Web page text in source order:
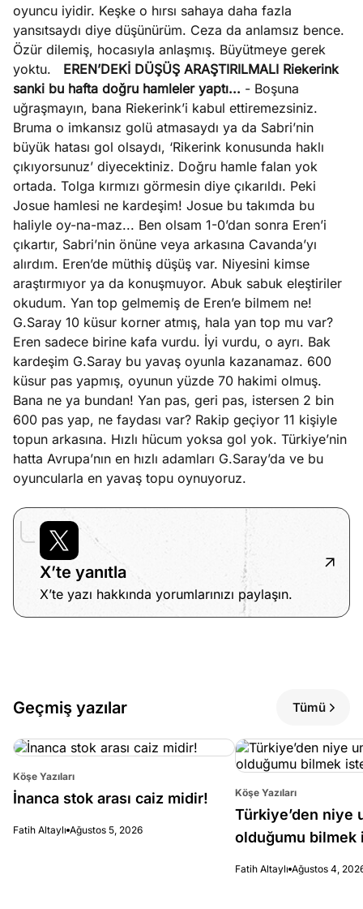
oyuncu iyidir. Keşke o hırsı sahaya daha fazla
yansıtsaydı diye düşünürüm. Ceza da anlamsız bence.
Özür dilemiş, hocasıyla anlaşmış. Büyütmeye gerek
yoktu. EREN’DEKİ DÜŞÜŞ ARAŞTIRILMALI Riekerink
sanki bu hafta doğru hamleler yaptı... - Boşuna
uğraşmayın, bana Riekerink’i kabul ettiremezsiniz.
Bruma o imkansız golü atmasaydı ya da Sabri’nin
büyük hatası gol olsaydı, ‘Rikerink konusunda haklı
çıkıyorsunuz’ diyecektiniz. Doğru hamle falan yok
ortada. Tolga kırmızı görmesin diye çıkarıldı. Peki
Josue hamlesi ne kardeşim! Josue bu takımda bu
haliyle oy-na-maz... Ben olsam 1-0’dan sonra Eren’i
çıkartır, Sabri’nin önüne veya arkasına Cavanda’yı
alırdım. Eren’de müthiş düşüş var. Niyesini kimse
araştırmıyor ya da konuşmuyor. Abuk sabuk eleştiriler
okudum. Yan top gelmemiş de Eren’e bilmem ne!
G.Saray 10 küsur korner atmış, hala yan top mu var?
Eren sadece birine kafa vurdu. İyi vurdu, o ayrı. Bak
kardeşim G.Saray bu yavaş oyunla kazanamaz. 600
küsur pas yapmış, oyunun yüzde 70 hakimi olmuş.
Bana ne ya bundan! Yan pas, geri pas, istersen 2 bin
600 pas yap, ne faydası var? Rakip geçiyor 11 kişiyle
topun arkasına. Hızlı hücum yoksa gol yok. Türkiye’nin
hatta Avrupa’nın en hızlı adamları G.Saray’da ve bu
oyuncularla en yavaş topu oynuyoruz.
X’te yanıtla
X’te yazı hakkında yorumlarınızı paylaşın.
Geçmiş yazılar Tümü
Köşe Yazıları
İnanca stok arası caiz midir!
Fatih Altaylı Ağustos 5, 2026
Köşe Yazıları
Türkiye’den niye
olduğumu bilmek
Fatih Altaylı Ağustos 4,